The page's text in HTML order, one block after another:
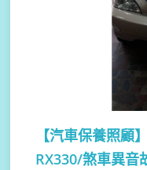
【汽車保養照顧】
RX330/煞車異音